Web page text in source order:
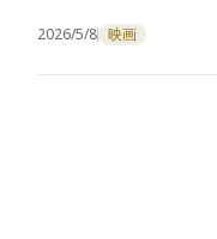
2026/5/8 映画